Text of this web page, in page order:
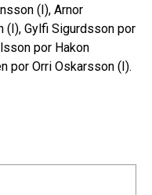
(I), Arnor
(I), Gylfi Sigurdsson por
por Hakon
por Orri Oskarsson (I).